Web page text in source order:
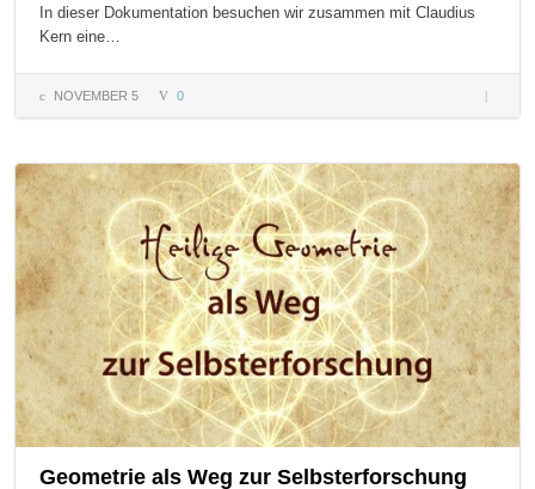
In dieser Dokumentation besuchen wir zusammen mit Claudius
Kern eine…
NOVEMBER 5 0
Jurte in
Geometrie als Weg zur Selbsterforschung